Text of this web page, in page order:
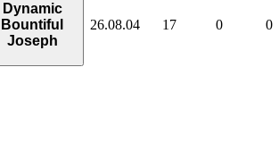
Dynamic
Bountiful
Joseph
26.08.04 17 0 0